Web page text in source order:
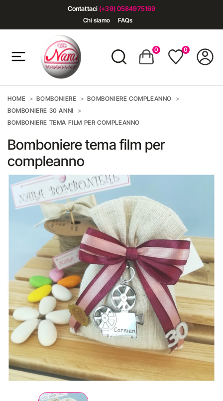
Contattaci (+39) 0584975169
Chi siamo FAQs
0 0
HOME BOMBONIERE
BOMBONIERE COMPLEANNO
BOMBONIERE 30 ANNI
BOMBONIERE TEMA FILM PER COMPLEANNO
Bomboniere tema film per
compleanno